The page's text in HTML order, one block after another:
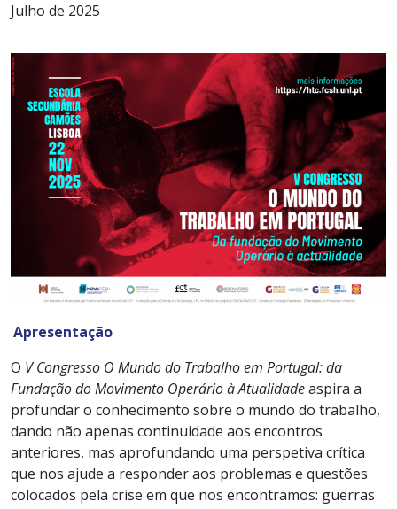
Julho de 2025
Apresentação
O V Congresso O Mundo do Trabalho em Portugal: da
Fundação do Movimento Operário à Atualidadeaspira a
profundar o conhecimento sobre o mundo do trabalho,
dando não apenas continuidade aos encontros
anteriores, mas aprofundando uma perspetiva crítica
que nos ajude a responder aos problemas e questões
colocados pela crise em que nos encontramos: guerras